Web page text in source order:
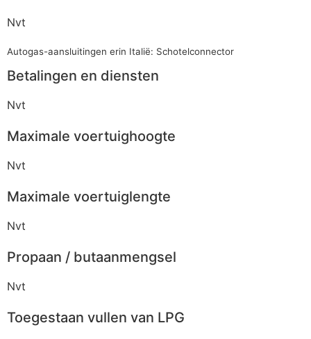
Nvt
Autogas-aansluitingen erin Italië: Schotelconnector
Betalingen en diensten
Nvt
Maximale voertuighoogte
Nvt
Maximale voertuiglengte
Nvt
Propaan / butaanmengsel
Nvt
Toegestaan vullen van LPG